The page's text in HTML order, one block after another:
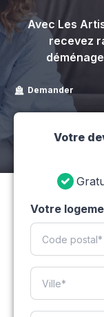
Avec Les
recevez
Demander
Votre
Votre